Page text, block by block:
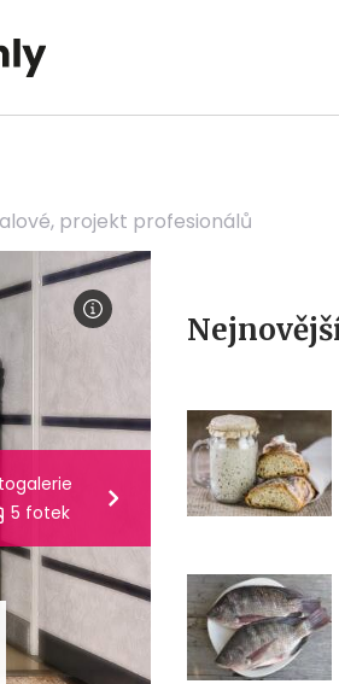
projekt profesionálů
5 fotek